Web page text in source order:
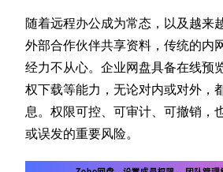
随着远程办公成为常态，以及越来
外部合作伙伴共享资料，传统的内
经力不从心。企业网盘具备在线预
权下载等能力，无论对内或对外，
息。权限可控、可审计、可撤销，
或误发的重要风险。